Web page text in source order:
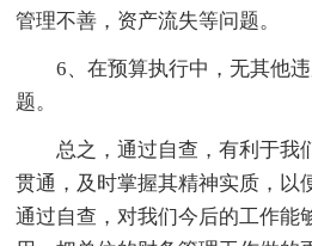
管理不善，资产流失等问题。
6、在预算执行中，无其他违
题。
总之，通过自查，有利于我
贯通，及时掌握其精神实质，以
通过自查，对我们今后的工作能